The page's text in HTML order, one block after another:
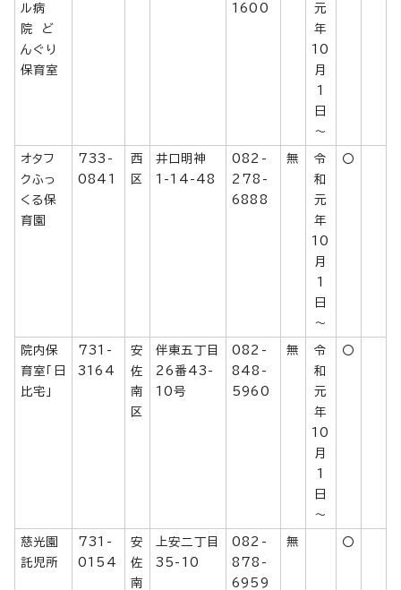
ル病
院 ど
んぐり
保育室
1600
元
年
10
月
1
日
～
オタフ
クふっ
くる保
育園
733-
0841
西
区
井口明神
1-14-48
082-
278-
6888
無
令
和
元
年
10
月
1
日
～
〇
院内保
育室「日
比宅」
731-
3164
安
佐
南
区
伴東五丁目
26番43-
10号
082-
848-
5960
無
令
和
元
年
10
月
1
日
～
〇
慈光園
託児所
731-
0154
安
佐
南
上安二丁目
35-10
082-
878-
6959
無 〇